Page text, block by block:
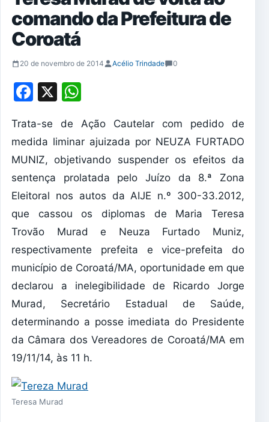
comando da Prefeitura de
Coroatá
20 de novembro de 2014 Acélio Trindade 0
Facebook
X
Trata-se de Ação Cautelar com pedido de
medida liminar ajuizada por NEUZA FURTADO
MUNIZ, objetivando suspender os efeitos da
sentença prolatada pelo Juízo da 8.ª Zona
Eleitoral nos autos da AIJE n.º 300-33.2012,
que cassou os diplomas de Maria Teresa
Trovão Murad e Neuza Furtado Muniz,
respectivamente prefeita e vice-prefeita do
município de Coroatá/MA, oportunidade em que
declarou a inelegibilidade de Ricardo Jorge
Murad, Secretário Estadual de Saúde,
determinando a posse imediata do Presidente
da Câmara dos Vereadores de Coroatá/MA em
19/11/14, às 11 h.
Teresa Murad